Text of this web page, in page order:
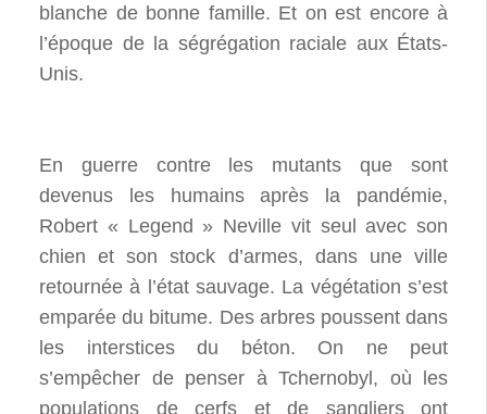
blanche de bonne famille. Et on est encore à
l’époque de la ségrégation raciale aux États-
Unis.
En guerre contre les mutants que sont
devenus les humains après la pandémie,
Robert « Legend » Neville vit seul avec son
chien et son stock d’armes, dans une ville
retournée à l’état sauvage. La végétation s’est
emparée du bitume. Des arbres poussent dans
les interstices du béton. On ne peut
s’empêcher de penser à Tchernobyl, où les
populations de cerfs et de sangliers ont